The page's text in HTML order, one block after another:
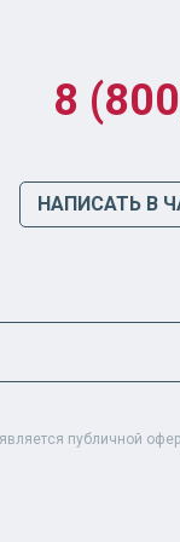
8
НАПИСАТЬ В
публичной